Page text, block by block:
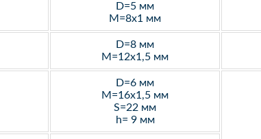
D=5 мм
M=8х1 мм
D=8 мм
M=12х1,5 мм
D=6 мм
M=16х1,5 мм
S=22 мм
h= 9 мм